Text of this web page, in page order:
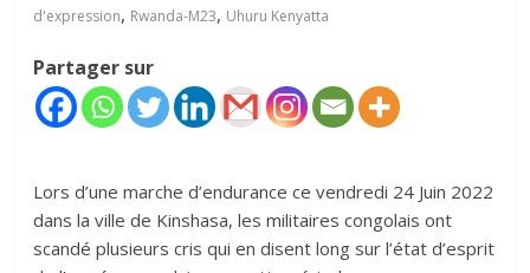
d'expression, Rwanda-M23, Uhuru Kenyatta
Partager sur
Lors d’une marche d’endurance ce vendredi 24 Juin 2022
dans la ville de Kinshasa, les militaires congolais ont
scandé plusieurs cris qui en disent long sur l’état d’esprit